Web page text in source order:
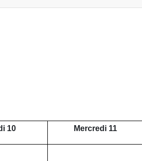
10 Mercredi 11